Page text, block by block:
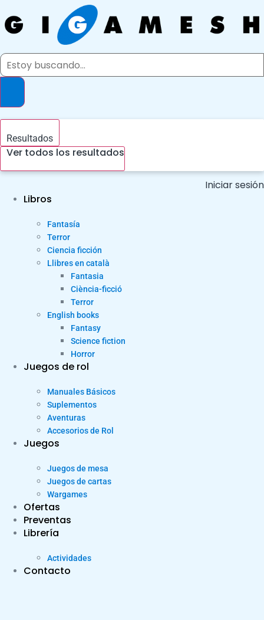
al
contenido
Search
Resultados
Ver todos los resultados
Iniciar sesión
Libros
Fantasía
Terror
Ciencia ficción
Llibres en català
Fantasia
Ciència-ficció
Terror
English books
Fantasy
Science fiction
Horror
Juegos de rol
Manuales Básicos
Suplementos
Aventuras
Accesorios de Rol
Juegos
Juegos de mesa
Juegos de cartas
Wargames
Ofertas
Preventas
Librería
Actividades
Contacto